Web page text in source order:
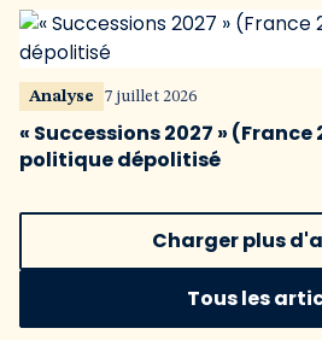
Analyse 7 juillet 2026
« Successions 2027 » (France
politique dépolitisé
Charger plus
Tous les